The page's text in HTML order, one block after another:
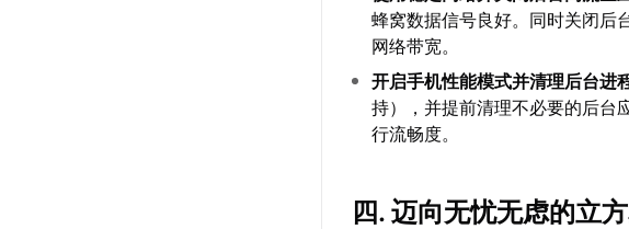
蜂窝数据信号良好。同时关闭后
网络带宽。
开启手机性能模式并清理后台进
持），并提前清理不必要的后台
行流畅度。
四. 迈向无忧无虑的立